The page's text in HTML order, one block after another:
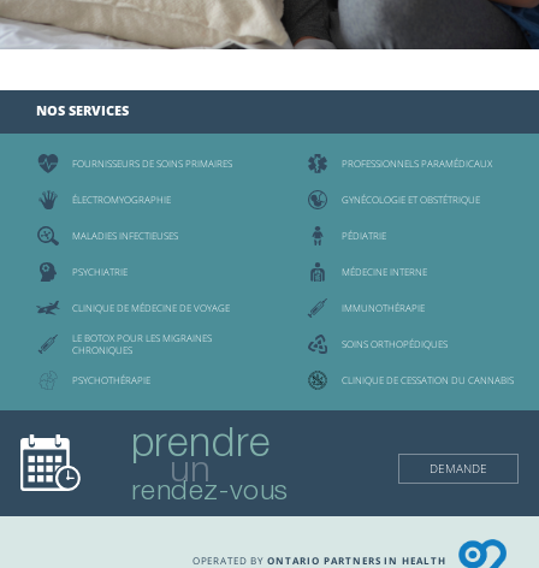
NOS SERVICES
FOURNISSEURS DE SOINS PRIMAIRES PROFESSIONNELS PARAMÉDICAUX
ÉLECTROMYOGRAPHIE GYNÉCOLOGIE ET OBSTÉTRIQUE
MALADIES INFECTIEUSES PÉDIATRIE
PSYCHIATRIE MÉDECINE INTERNE
CLINIQUE DE MÉDECINE DE VOYAGE IMMUNOTHÉRAPIE
LE BOTOX POUR LES MIGRAINES
CHRONIQUES
SOINS ORTHOPÉDIQUES
PSYCHOTHÉRAPIE CLINIQUE DE CESSATION DU CANNABIS
prendre
un
rendez-vous
DEMANDE
OPERATED BY ONTARIO PARTNERS IN HEALTH